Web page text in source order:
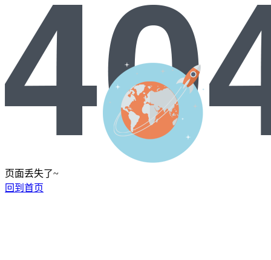
页面丢失了~
回到首页